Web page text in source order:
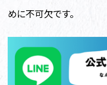
めに不可欠です。